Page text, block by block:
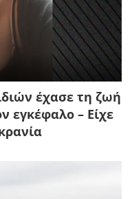
έχασε τη ζωή
εγκέφαλο – Είχε